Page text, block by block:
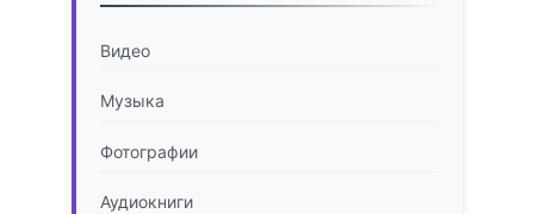
Видео
Музыка
Фотографии
Аудиокниги